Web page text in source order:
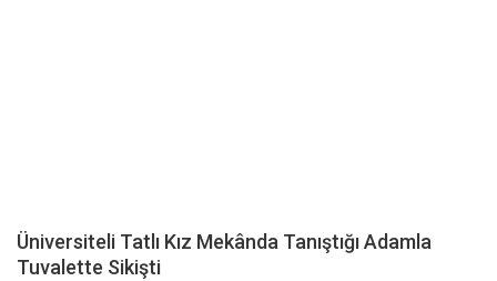
Üniversiteli Tatlı Kız Mekânda Tanıştığı Adamla
Tuvalette Sikişti